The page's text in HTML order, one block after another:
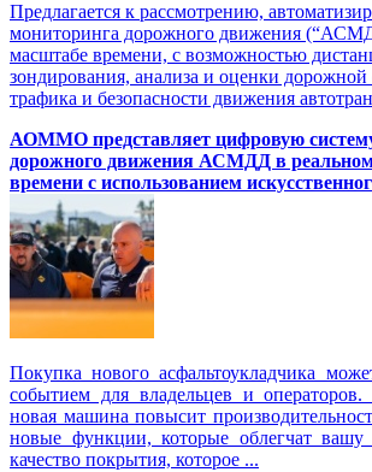
Предлагается к рассмотрению,
мониторинга дорожного движения
масштабе времени, с возможностью
зондирования, анализа и оценки дорожной
трафика и безопасности движения
АОММО представляет цифровую
дорожного движения АСМДД в
времени с использованием
Покупка нового асфальтоукладчика
событием для владельцев и
новая машина повысит
новые функции, которые облегчат
качество покрытия, которое ...